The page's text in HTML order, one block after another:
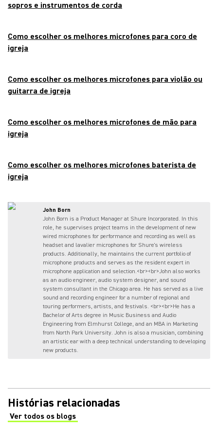
sopros e instrumentos de corda
Como escolher os melhores microfones para coro de
igreja
Como escolher os melhores microfones para violão ou
guitarra de igreja
Como escolher os melhores microfones de mão para
igreja
Como escolher os melhores microfones baterista de
igreja
John Born
John Born is a Product Manager at Shure Incorporated. In this
role, he supervises project teams in the development of new
wired microphones for performance and recording as well as
headset and lavalier microphones for Shure's wireless
products. Additionally, he maintains the current portfolio of
microphone products and serves as the resident expert in
microphone application and selection.<br><br>John also works
as an audio engineer, audio system designer, and sound
system consultant in the Chicago area. He has served as a live
sound and recording engineer for a number of regional and
touring performers, artists, and festivals. <br><br>He has a
Bachelor of Arts degree in Music Business and Audio
Engineering from Elmhurst College, and an MBA in Marketing
from North Park University. John is also a musician, combining
an artistic ear with a deep technical understanding to developing
new products.
Histórias relacionadas
Ver todos os blogs
(Opens in a new tab)